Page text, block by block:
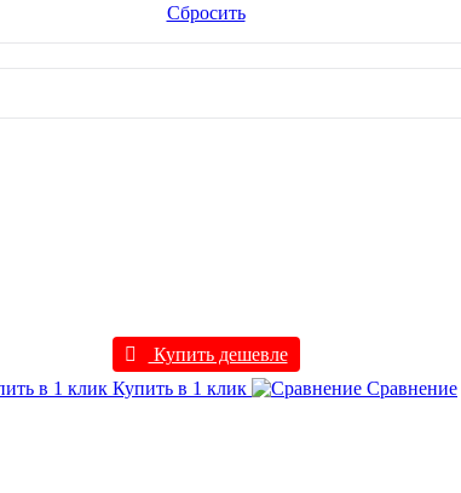
Сбросить
Купить дешевле
Купить в 1 клик
Сравнение